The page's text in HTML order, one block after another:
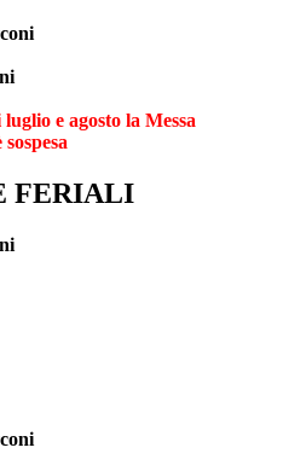
e agosto la Messa
FERIALI